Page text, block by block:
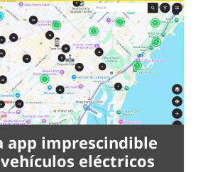
app imprescindible
eléctricos